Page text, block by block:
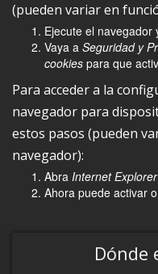
(pueden variar en
Ejecute el navegador
Vaya a Seguridad y
cookies para que
Para acceder a la
navegador para
estos pasos (pueden
navegador):
Abra Internet Explorer
Ahora puede activar
Dónde